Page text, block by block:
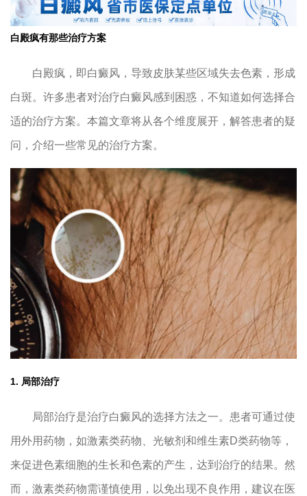
白殿疯有那些治疗方案
白殿疯，即白癜风，导致皮肤某些区域失去色素，形成
白斑。许多患者对治疗白癜风感到困惑，不知道如何选择合
适的治疗方案。本篇文章将从各个维度展开，解答患者的疑
问，介绍一些常见的治疗方案。
1. 局部治疗
局部治疗是治疗白癜风的选择方法之一。患者可通过使
用外用药物，如激素类药物、光敏剂和维生素D类药物等，
来促进色素细胞的生长和色素的产生，达到治疗的结果。然
而，激素类药物需谨慎使用，以免出现不良作用，建议在医